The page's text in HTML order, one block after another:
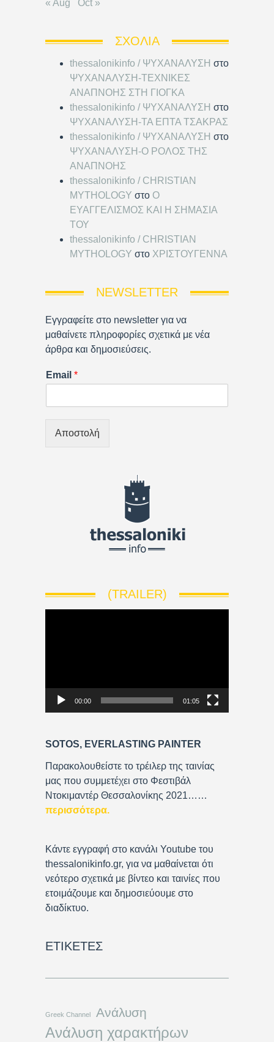
« Aug Oct »
ΣΧΌΛΙΑ
thessalonikinfo / ΨΥΧΑΝΑΛΥΣΗ στο
ΨΥΧΑΝΑΛΥΣΗ-ΤΕΧΝΙΚΕΣ
ΑΝΑΠΝΟΗΣ ΣΤΗ ΓΙΟΓΚΑ
thessalonikinfo / ΨΥΧΑΝΑΛΥΣΗ στο
ΨΥΧΑΝΑΛΥΣΗ-ΤΑ ΕΠΤΑ ΤΣΑΚΡΑΣ
thessalonikinfo / ΨΥΧΑΝΑΛΥΣΗ στο
ΨΥΧΑΝΑΛΥΣΗ-Ο ΡΟΛΟΣ ΤΗΣ
ΑΝΑΠΝΟΗΣ
thessalonikinfo / CHRISTIAN
MYTHOLOGY στο Ο
ΕΥΑΓΓΕΛΙΣΜΟΣ ΚΑΙ Η ΣΗΜΑΣΙΑ
ΤΟΥ
thessalonikinfo / CHRISTIAN
MYTHOLOGY στο ΧΡΙΣΤΟΥΓΕΝΝΑ
NEWSLETTER
Εγγραφείτε στο newsletter για να
μαθαίνετε πληροφορίες σχετικά με νέα
άρθρα και δημοσιεύσεις.
Email *
Αποστολή
(TRAILER)
P
e
r
00:00 01:05
SOTOS, EVERLASTING PAINTER
Παρακολουθείστε το τρέιλερ της ταινίας
μας που συμμετέχει στο Φεστιβάλ
Ντοκιμαντέρ Θεσσαλονίκης 2021……
περισσότερα.
Κάντε εγγραφή στο κανάλι Youtube του
thessalonikinfo.gr, για να μαθαίνεται ότι
νεότερο σχετικά με βίντεο και ταινίες που
ετοιμάζουμε και δημοσιεύουμε στο
διαδίκτυο.
ΕΤΙΚΈΤΕΣ
Greek Channel Ανάλυση
Ανάλυση χαρακτήρων